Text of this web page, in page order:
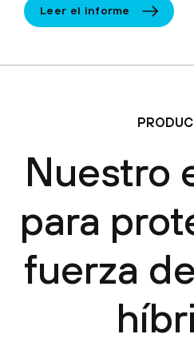
Leer el informe
Nuestro
para
fuerza